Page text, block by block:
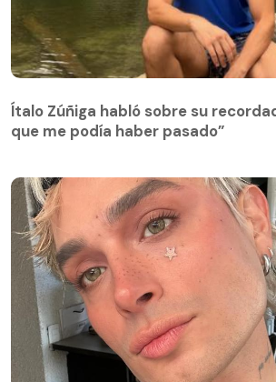
Ítalo Zúñiga habló sobre su
que me podía haber pasado”